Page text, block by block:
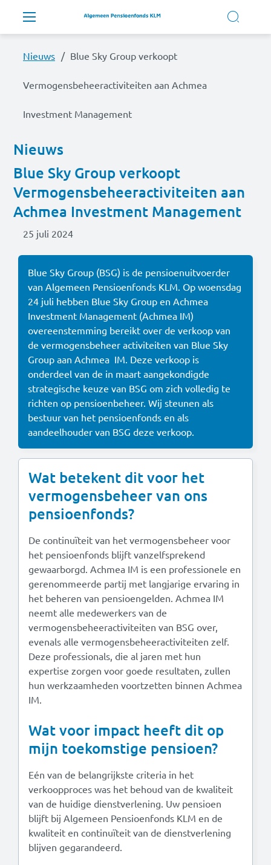
Onze regeling
Bijeenkomsten
MijnKLMPensioen
Nieuws
Documenten
Contact
English information
Nieuws Blue Sky Group verkoopt
Vermogensbeheeractiviteiten aan Achmea
Investment Management
Nieuws
Blue Sky Group verkoopt
Vermogensbeheeractiviteiten aan
Achmea Investment Management
25 juli 2024
Blue Sky Group (BSG) is de pensioenuitvoerder
van Algemeen Pensioenfonds KLM. Op woensdag
24 juli hebben Blue Sky Group en Achmea
Investment Management (Achmea IM)
overeenstemming bereikt over de verkoop van
de vermogensbeheer activiteiten van Blue Sky
Group aan Achmea IM. Deze verkoop is
onderdeel van de in maart aangekondigde
strategische keuze van BSG om zich volledig te
richten op pensioenbeheer. Wij steunen als
bestuur van het pensioenfonds en als
aandeelhouder van BSG deze verkoop.
Wat betekent dit voor het
vermogensbeheer van ons
pensioenfonds?
De continuïteit van het vermogensbeheer voor
het pensioenfonds blijft vanzelfsprekend
gewaarborgd. Achmea IM is een professionele en
gerenommeerde partij met langjarige ervaring in
het beheren van pensioengelden. Achmea IM
neemt alle medewerkers van de
vermogensbeheeractiviteiten van BSG over,
evenals alle vermogensbeheeractiviteiten zelf.
Deze professionals, die al jaren met hun
expertise zorgen voor goede resultaten, zullen
hun werkzaamheden voortzetten binnen Achmea
IM.
Wat voor impact heeft dit op
mijn toekomstige pensioen?
Eén van de belangrijkste criteria in het
verkoopproces was het behoud van de kwaliteit
van de huidige dienstverlening. Uw pensioen
blijft bij Algemeen Pensioenfonds KLM en de
kwaliteit en continuïteit van de dienstverlening
blijven gegarandeerd.